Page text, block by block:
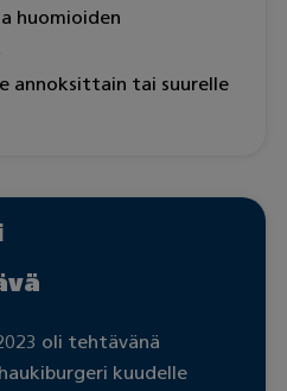
huomioiden
annoksittain tai suurelle
oli tehtävänä
kuudelle